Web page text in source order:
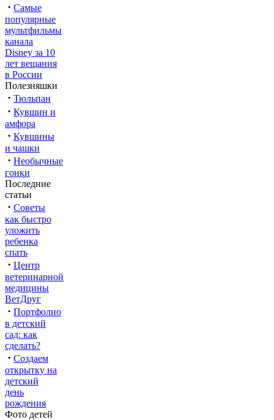
· Самые
популярные
мультфильмы
канала
Disney за 10
лет вещания
в России
Полезняшки
· Тюльпан
· Кувшин и
амфора
· Кувшины
и чашки
· Необычные
гонки
Последние
статьи
· Советы
как быстро
уложить
ребенка
спать
· Центр
ветеринарной
медицины
ВетДруг
· Портфолио
в детский
сад: как
сделать?
· Создаем
открытку на
детский
день
рождения
Фото детей